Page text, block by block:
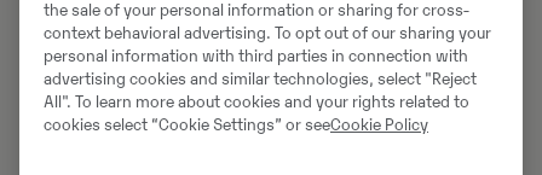
ny ägare
av
Swecon
the sale of your personal information or sharing for cross-
context behavioral advertising. To opt out of our sharing your
personal information with third parties in connection with
advertising cookies and similar technologies, select "Reject
All". To learn more about cookies and your rights related to
cookies select “Cookie Settings” or seeCookie Policy